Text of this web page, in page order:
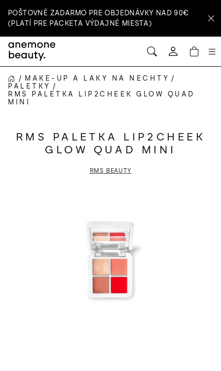
na
obsah
POŠTOVNÉ ZADARMO PRE OBJEDNÁVKY NAD 90€
(PLATÍ PRE PACKETA VÝDAJNÉ MIESTA)
HĽADAŤ
Prihlásenie
DOMOV
/ MAKE-UP A LAKY NA NECHTY /
PALETKY /
RMS PALETKA LIP2CHEEK GLOW QUAD
MINI
RMS PALETKA LIP2CHEEK
GLOW QUAD MINI
RMS BEAUTY